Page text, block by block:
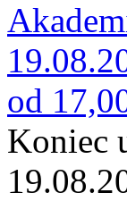
od
Koniec